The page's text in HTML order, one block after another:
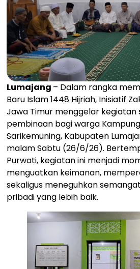
Lumajang – Dalam rangka
Baru Islam 1448 Hijriah, Inisiatif
Jawa Timur menggelar kegiatan
pembinaan bagi warga
Sarikemuning, Kabupaten
malam Sabtu (26/6/26).
Purwati, kegiatan ini menjadi
menguatkan keimanan,
sekaligus meneguhkan
pribadi yang lebih baik.